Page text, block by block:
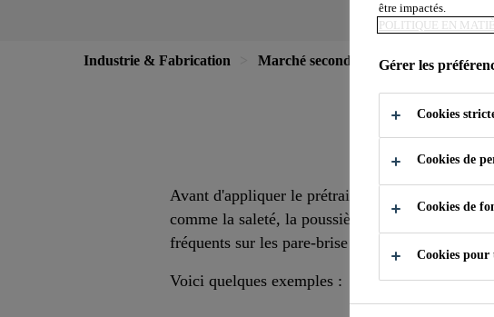
Industrie & Fabrication Marché secondaire automobile
Avant d'appliquer le prétraitement, le Sika®
comme la saleté, la poussière et les huiles pour
fréquents sur les pare-brise qui peuvent nuire à
Voici quelques exemples :
être impactés.
POLITIQUE EN
Gérer les
Cookies
Cookies de
Cookies de
Cookies pour